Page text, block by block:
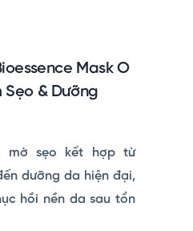
Mask O
& Dưỡng
mờ sẹo kết hợp từ
dưỡng da hiện đại,
hồi nền da sau tổn